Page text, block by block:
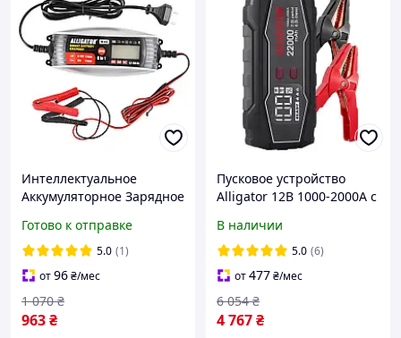
Интеллектуальное
Аккумуляторное Зарядное
Вольт Автоматическая
Зарядка Автомобильная
Готово к отправке
5.0 (1)
от96₴/мес
963₴
1 070 ₴
Пусковое устройство
Alligator 12В 1000-2000A с
22000mAh (JS845)
В наличии
5.0 (6)
от477₴/мес
4 767₴
6 054 ₴